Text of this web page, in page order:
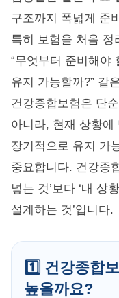
구조까지 폭넓게 준
특히 보험을 처음 정
“무엇부터 준비해야
유지 가능할까?” 같
건강종합보험은 단
아니라, 현재 상황에
장기적으로 유지 가
중요합니다. 건강종
넣는 것’보다 ‘내 상
설계하는 것’입니다.
1️⃣ 건강종합
높을까요?